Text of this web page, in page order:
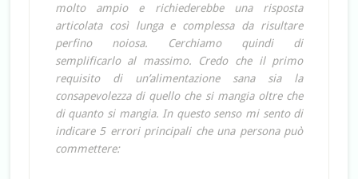
molto ampio e richiederebbe una risposta
articolata così lunga e complessa da risultare
perfino noiosa. Cerchiamo quindi di
semplificarlo al massimo. Credo che il primo
requisito di un’alimentazione sana sia la
consapevolezza di quello che si mangia oltre che
di quanto si mangia. In questo senso mi sento di
indicare 5 errori principali che una persona può
commettere: